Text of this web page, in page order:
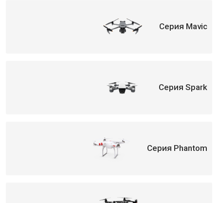
Серия Mavic
Серия Spark
Серия Phantom